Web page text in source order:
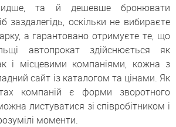
та й дешевше бронювати
заздалегідь, оскільки не вибираєте
а гарантовано отримуєте те, що
автопрокат здійснюється як
і місцевими компаніями, кожна з
сайт із каталогом та цінами. Як
компаній є форми зворотного
листуватися зі співробітником і
моменти.